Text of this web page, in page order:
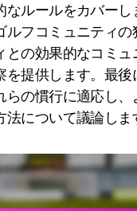
なルールをカバーし
ルフコミュニティの
との効果的なコミュ
を提供します。最後
らの慣行に適応し、
について議論しま